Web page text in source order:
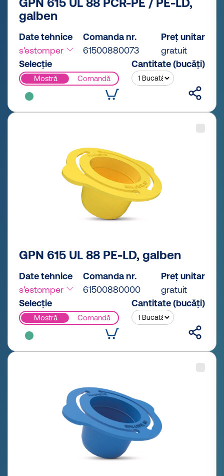
galben
Date tehnice
s'estomper
Comanda nr.
61500880073
Preț unitar
gratuit
Selecție
Mostră Comandă
Cantitate (bucăți)
GPN 615 UL 88 PE-LD, galben
Date tehnice
s'estomper
Comanda nr.
61500880000
Preț unitar
gratuit
Selecție
Mostră Comandă
Cantitate (bucăți)